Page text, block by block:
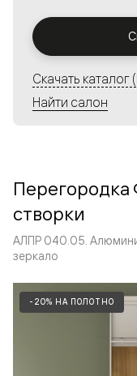
решения в
Алюминиевые
с алюминиевыми
алюминиевых
со стеновыми
Скачать каталог
Найти салон
Перегородка
створки
АЛПР 040.05.
зеркало
-20% НА ПОЛОТНО